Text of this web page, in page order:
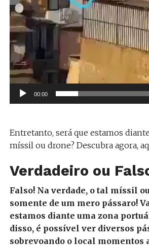
00:00
Entretanto, será que estamos
míssil ou drone? Descubra agora,
Verdadeiro ou
Falso! Na verdade, o tal míssil
somente de um mero pássaro!
estamos diante uma zona
disso, é possível ver diversos
sobrevoando o local momentos